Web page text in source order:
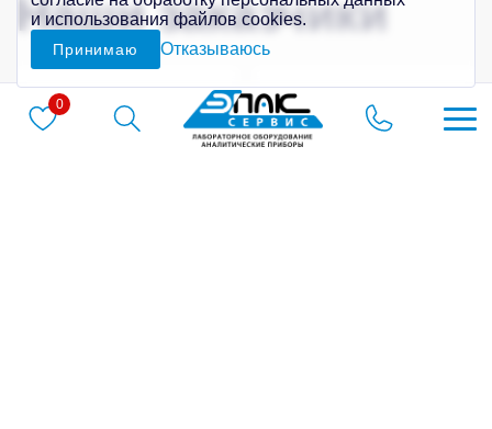
0
Наши заказчики
и использования файлов cookies.
Принимаю Отказываюсь